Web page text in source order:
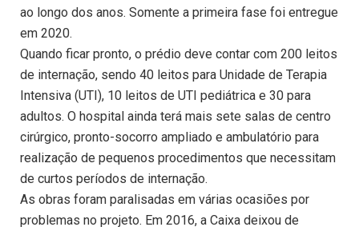
ao longo dos anos. Somente a primeira fase foi entregue
em 2020.
Quando ficar pronto, o prédio deve contar com 200 leitos
de internação, sendo 40 leitos para Unidade de Terapia
Intensiva (UTI), 10 leitos de UTI pediátrica e 30 para
adultos. O hospital ainda terá mais sete salas de centro
cirúrgico, pronto-socorro ampliado e ambulatório para
realização de pequenos procedimentos que necessitam
de curtos períodos de internação.
As obras foram paralisadas em várias ocasiões por
problemas no projeto. Em 2016, a Caixa deixou de